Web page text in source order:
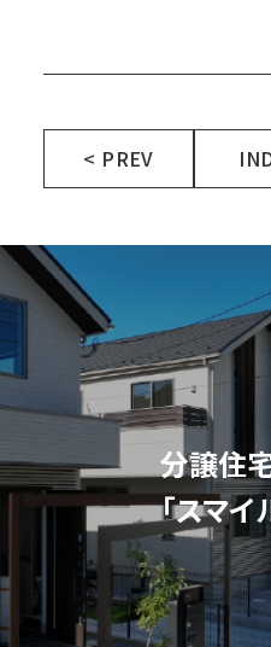
< PREV
分譲住
「スマイ